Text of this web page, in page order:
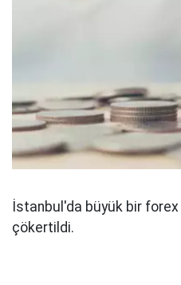
İstanbul'da büyük bir forex
çökertildi.